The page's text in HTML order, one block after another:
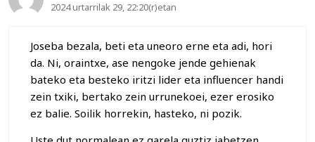
2024 urtarrilak 29, 22:20(r)etan
Joseba bezala, beti eta uneoro erne eta adi, hori
da. Ni, oraintxe, ase nengoke jende gehienak
bateko eta besteko iritzi lider eta influencer handi
zein txiki, bertako zein urrunekoei, ezer erosiko
ez balie. Soilik horrekin, hasteko, ni pozik.